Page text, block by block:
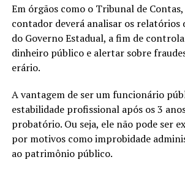
Em órgãos como o Tribunal de
contador deverá analisar os relatórios
do Governo Estadual, a fim de
dinheiro público e alertar sobre
erário.
A vantagem de ser um funcionário
estabilidade profissional após os 3
probatório. Ou seja, ele não pode ser
por motivos como improbidade
ao patrimônio público.